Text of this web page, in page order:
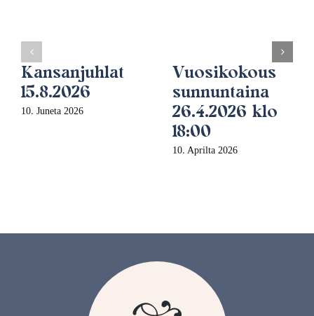
Kansanjuhlat
15.8.2026
10. Juneta 2026
Vuosikokous
sunnuntaina
26.4.2026 klo
18:00
10. Aprilta 2026